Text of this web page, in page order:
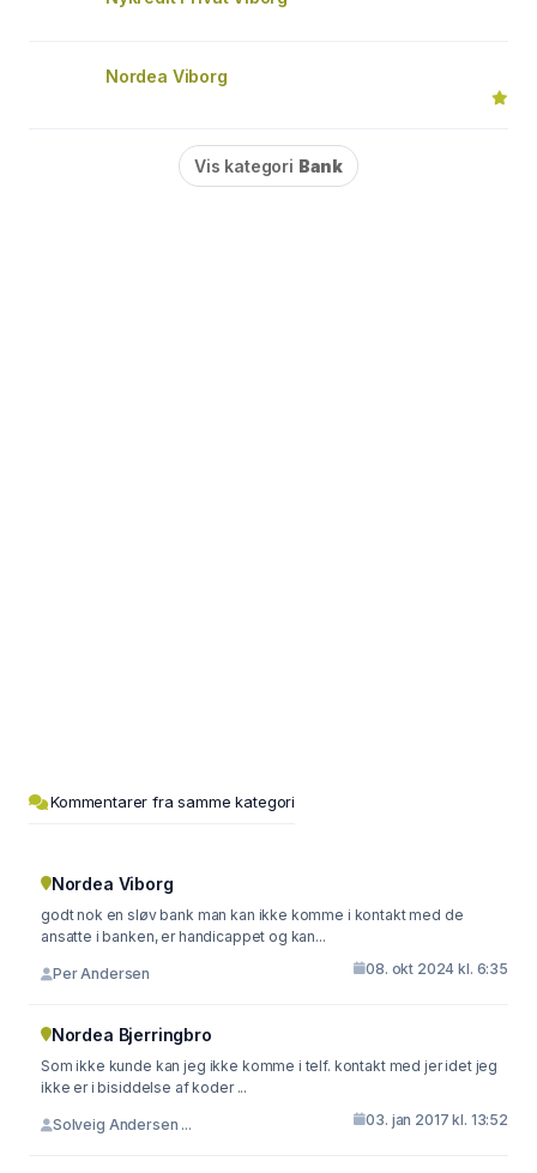
Nordea Viborg
Vis kategori Bank
Kommentarer fra samme kategori
Nordea Viborg
godt nok en sløv bank man kan ikke komme i kontakt med de
ansatte i banken, er handicappet og kan...
Per Andersen 08. okt 2024 kl. 6:35
Nordea Bjerringbro
Som ikke kunde kan jeg ikke komme i telf. kontakt med jer idet jeg
ikke er i bisiddelse af koder ...
Solveig Andersen ... 03. jan 2017 kl. 13:52